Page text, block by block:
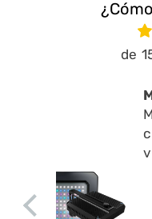
de
Muy buen
Muy buen